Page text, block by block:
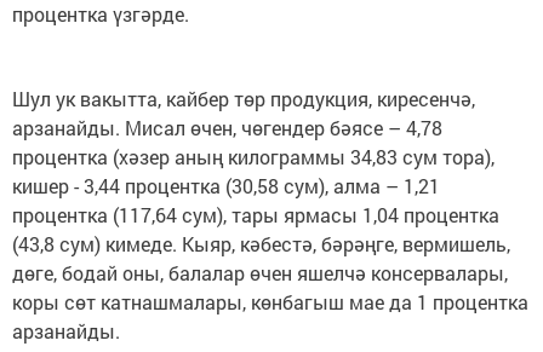
процентка үзгәрде.
Шул ук вакытта, кайбер төр продукция, киресенчә,
арзанайды. Мисал өчен, чөгендер бәясе – 4,78
процентка (хәзер аның килограммы 34,83 сум тора),
кишер - 3,44 процентка (30,58 сум), алма – 1,21
процентка (117,64 сум), тары ярмасы 1,04 процентка
(43,8 сум) кимеде. Кыяр, кәбестә, бәрәңге, вермишель,
дөге, бодай оны, балалар өчен яшелчә консервалары,
коры сөт катнашмалары, көнбагыш мае да 1 процентка
арзанайды.